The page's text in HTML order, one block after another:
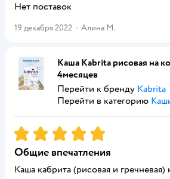
Нет поставок
19 декабря 2022 · Алина М.
Каша Kabrita рисовая на
4месяцев
Перейти к бренду Kabrita
Перейти в категорию
Рейтинг:5
Общие впечатления
Каша кабрита (рисовая и гречневая)